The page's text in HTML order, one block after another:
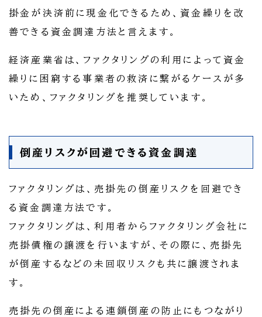
掛金が決済前に現金化できるため、資金繰りを改
善できる資金調達方法と言えます。
経済産業省は、ファクタリングの利用によって資金
繰りに困窮する事業者の救済に繋がるケースが多
いため、ファクタリングを推奨しています。
倒産リスクが回避できる資金調達
ファクタリングは、売掛先の倒産リスクを回避でき
る資金調達方法です。
ファクタリングは、利用者からファクタリング会社に
売掛債権の譲渡を行いますが、その際に、売掛先
が倒産するなどの未回収リスクも共に譲渡されま
す。
売掛先の倒産による連鎖倒産の防止にもつながり